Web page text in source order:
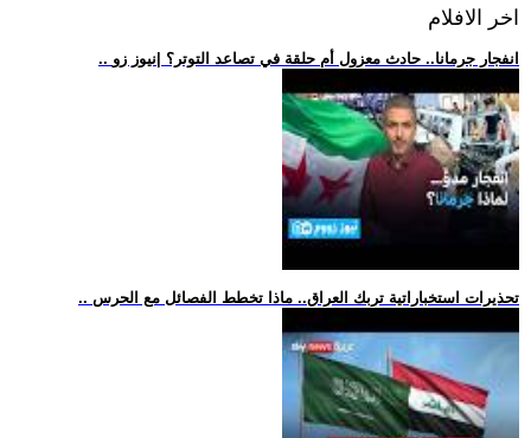
اخر الافلام
.. انفجار جرمانا.. حادث معزول أم حلقة في تصاعد التوتر؟ |نيوز زو
.. تحذيرات استخباراتية تربك العراق.. ماذا تخطط الفصائل مع الحرس